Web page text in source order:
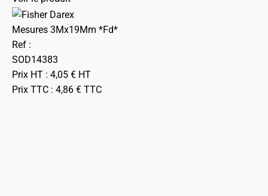
Mesures 3Mx19Mm *Fd*
Ref :
SOD14383
Prix HT : 4,05 € HT
Prix TTC : 4,86 € TTC